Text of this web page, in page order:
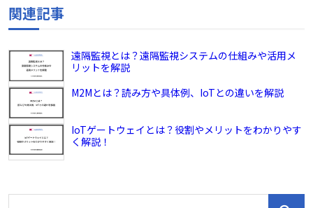
関連記事
遠隔監視とは？遠隔監視システムの仕組みや活用メ
リットを解説
M2Mとは？読み方や具体例、IoTとの違いを解説
IoTゲートウェイとは？役割やメリットをわかりやす
く解説！